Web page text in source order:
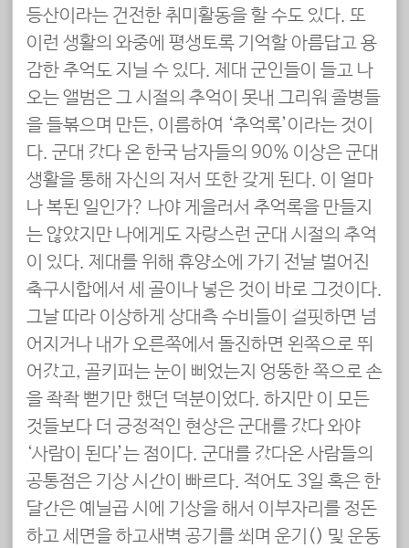
등산이라는 건전한 취미활동을 할 수도 있다. 또
이런 생활의 와중에 평생토록 기억할 아름답고 용
감한 추억도 지닐 수 있다. 제대 군인들이 들고 나
오는 앨범은 그 시절의 추억이 못내 그리워 졸병들
을 들볶으며 만든, 이름하여 ‘추억록’이라는 것이
다. 군대 갔다 온 한국 남자들의 90% 이상은 군대
생활을 통해 자신의 저서 또한 갖게 된다. 이 얼마
나 복된 일인가? 나야 게을러서 추억록을 만들지
는 않았지만 나에게도 자랑스런 군대 시절의 추억
이 있다. 제대를 위해 휴양소에 가기 전날 벌어진
축구시합에서 세 골이나 넣은 것이 바로 그것이다.
그날 따라 이상하게 상대측 수비들이 걸핏하면 넘
어지거나 내가 오른쪽에서 돌진하면 왼쪽으로 뛰
어갔고, 골키퍼는 눈이 삐었는지 엉뚱한 쪽으로 손
을 좍좍 뻗기만 했던 덕분이었다. 하지만 이 모든
것들보다 더 긍정적인 현상은 군대를 갔다 와야
‘사람이 된다’는 점이다. 군대를 갔다온 사람들의
공통점은 기상 시간이 빠르다. 적어도 3일 혹은 한
달간은 예닐곱 시에 기상을 해서 이부자리를 정돈
하고 세면을 하고새벽 공기를 쐬며 운기(運氣) 및 운동